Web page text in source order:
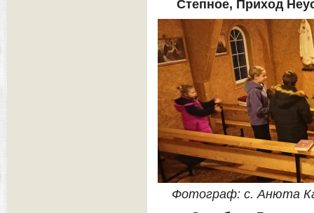
Степное, Приход
Фотограф: с. Анюта